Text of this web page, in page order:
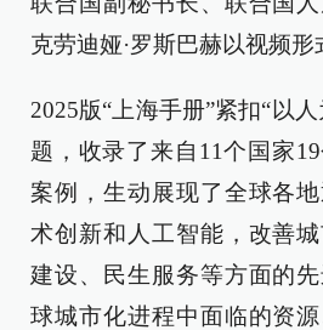
克劳迪娅·罗斯巴赫以视频形
2025版“上海手册”紧扣“以
题，收录了来自11个国家
案例，生动展现了全球各
术创新和人工智能，改善
建设、民生服务等方面的
球城市化进程中面临的资